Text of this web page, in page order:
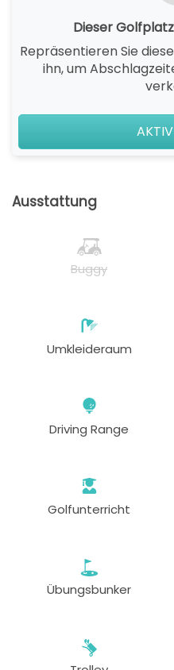
Dieser
Repräsentieren Sie
ihn, um
Ausstattung
Buggy
Umkleideraum
Driving Range
Golfunterricht
Übungsbunker